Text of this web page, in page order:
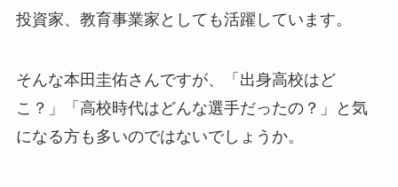
投資家、教育事業家としても活躍しています。
そんな本田圭佑さんですが、「出身高校はど
こ？」「高校時代はどんな選手だったの？」と気
になる方も多いのではないでしょうか。